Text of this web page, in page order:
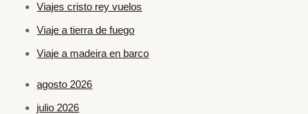
Viajes cristo rey vuelos
Viaje a tierra de fuego
Viaje a madeira en barco
agosto 2026
julio 2026